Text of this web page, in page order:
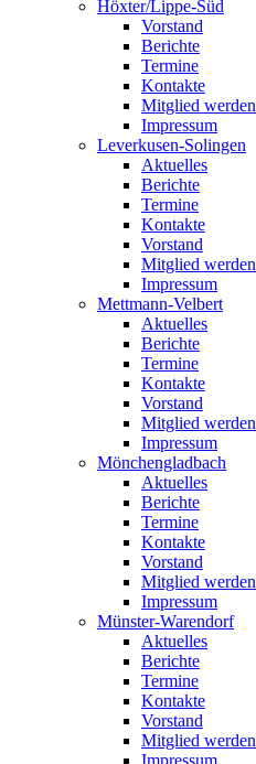
Höxter/Lippe-Süd
Vorstand
Berichte
Termine
Kontakte
Mitglied werden
Impressum
Leverkusen-Solingen
Aktuelles
Berichte
Termine
Kontakte
Vorstand
Mitglied werden
Impressum
Mettmann-Velbert
Aktuelles
Berichte
Termine
Kontakte
Vorstand
Mitglied werden
Impressum
Mönchengladbach
Aktuelles
Berichte
Termine
Kontakte
Vorstand
Mitglied werden
Impressum
Münster-Warendorf
Aktuelles
Berichte
Termine
Kontakte
Vorstand
Mitglied werden
Impressum